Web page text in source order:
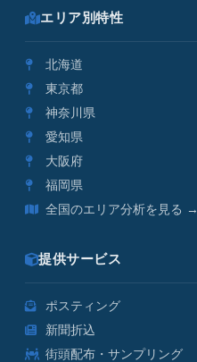
エリア別特性
北海道
東京都
神奈川県
愛知県
大阪府
福岡県
全国のエリア分析を見る →
提供サービス
ポスティング
新聞折込
街頭配布・サンプリング